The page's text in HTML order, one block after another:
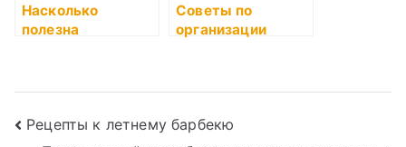
Насколько
полезна
Советы по
организации
Навигация
Рецепты к летнему барбекю